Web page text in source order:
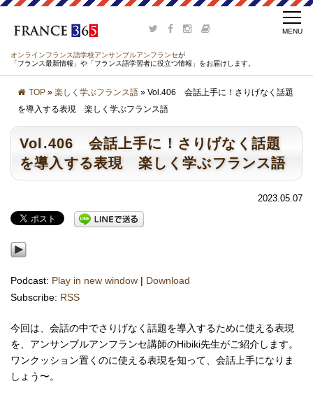
オンラインフランス語学校アンサンブルアンフランセが
「フランス最新情報」や「フランス語学習者に役立つ情報」をお届けします。
TOP » 楽しく学ぶフランス語 » Vol.406 会話上手に！さりげなく話題
を導入する表現 楽しく学ぶフランス語
Vol.406 会話上手に！さりげなく話題
を導入する表現 楽しく学ぶフランス語
2023.05.07
Podcast: Play in new window | Download
Subscribe: RSS
今回は、会話の中でさりげなく話題を導入するために使える表現
を、アンサンブルアンフランセ講師のHibiki先生がご紹介します。
ワンクッション置くのに使える表現を知って、会話上手になりま
しょう〜。